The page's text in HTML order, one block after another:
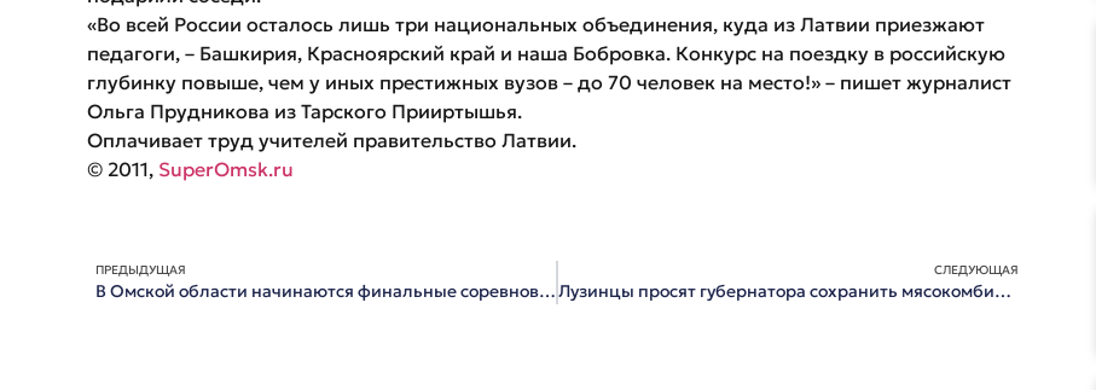
«Во всей России осталось лишь три национальных объединения, куда из Латвии приезжают
педагоги, – Башкирия, Красноярский край и наша Бобровка. Конкурс на поездку в российскую
глубинку повыше, чем у иных престижных вузов – до 70 человек на место!» – пишет журналист
Ольга Прудникова из Тарского Прииртышья.
Оплачивает труд учителей правительство Латвии.
© 2011, SuperOmsk.ru
ПРЕДЫДУЩАЯ
В Омской области начинаются финальные соревнования зимней спартакиады «Праздник Севера-Тевриз-2011»
СЛЕДУЮЩАЯ
Лузинцы просят губернатора сохранить мясокомбинат